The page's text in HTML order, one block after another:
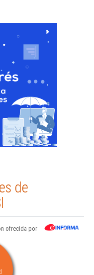
de
ofrecida por